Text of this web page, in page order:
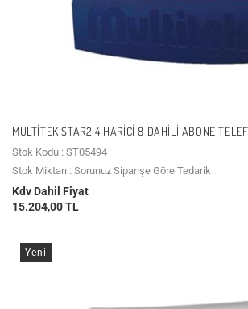
MULTITEK STAR2 4 HARICI 8 DAHILI ABONE
Stok Kodu : ST05494
Stok Miktarı : Sorunuz Siparişe Göre Tedarik
Kdv Dahil Fiyat
15.204,00 TL
Yeni